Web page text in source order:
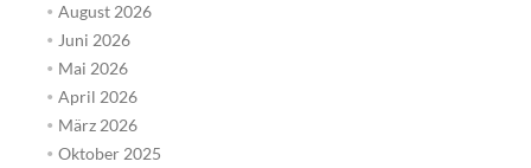
August 2026
Juni 2026
Mai 2026
April 2026
März 2026
Oktober 2025